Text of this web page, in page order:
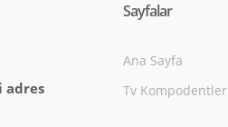
adres
Sayfalar
Ana Sayfa
Tv Kompodentler